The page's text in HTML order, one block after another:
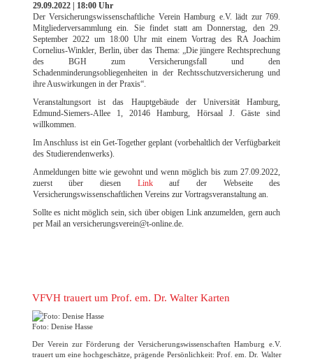
29.09.2022 | 18:00 Uhr
Der Versicherungswissenschaftliche Verein Hamburg e.V. lädt zur 769.
Mitgliederversammlung ein. Sie findet statt am Donnerstag, den 29.
September 2022 um 18:00 Uhr mit einem Vortrag des RA Joachim
Cornelius-Winkler, Berlin, über das Thema: „Die jüngere Rechtsprechung
des BGH zum Versicherungsfall und den
Schadenminderungsobliegenheiten in der Rechtsschutzversicherung und
ihre Auswirkungen in der Praxis“.
Veranstaltungsort ist das Hauptgebäude der Universität Hamburg,
Edmund-Siemers-Allee 1, 20146 Hamburg, Hörsaal J. Gäste sind
willkommen.
Im Anschluss ist ein Get-Together geplant (vorbehaltlich der Verfügbarkeit
des Studierendenwerks).
Anmeldungen bitte wie gewohnt und wenn möglich bis zum 27.09.2022,
zuerst über diesen Linkauf der Webseite des
Versicherungswissenschaftlichen Vereins zur Vortragsveranstaltung an.
Sollte es nicht möglich sein, sich über obigen Link anzumelden, gern auch
per Mail an versicherungsverein@t-online.de.
VFVH trauert um Prof. em. Dr. Walter Karten
Foto: Denise Hasse
Der Verein zur Förderung der Versicherungswissenschaften Hamburg e.V.
trauert um eine hochgeschätze, prägende Persönlichkeit: Prof. em. Dr. Walter